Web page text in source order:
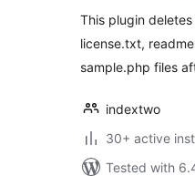
This plugin
license.txt,
sample.php files
indextwo
30+ active
Tested with